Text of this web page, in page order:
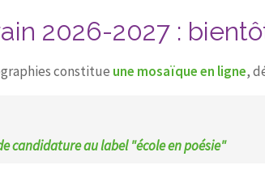
2026-2027 :
constitue une mosaïque en ligne,
candidature au label "école en poésie"